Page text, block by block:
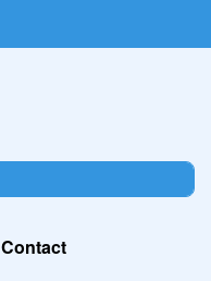
Contact